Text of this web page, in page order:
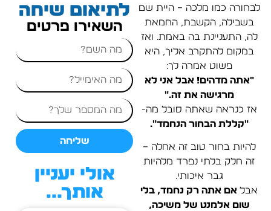
לבחורה כמו מלכה – היית שם
בשבילה, הקשבת, החמאת
לה, התעניינת בה באמת… ואז
במקום להתקרב אליך, היא
פשוט אמרה לך:
"אתה מדהים! אבל אני לא
מרגישה את זה…"
אז כנראה שאתה סובל מה-
"קללת הבחור הנחמד".
להיות בחור טוב זה אחלה –
זה חלק בלתי נפרד מלהיות
גבר איכותי.
אבלאם אתה רק נחמד, בלי
שום אלמנט של משיכה,
לתיאום שיחה
השאירו פרטים
שליחה
אולי יעניין
אותך...